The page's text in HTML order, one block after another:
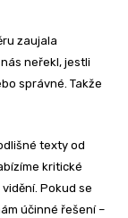
zaujala
neřekl, jestli
správné. Takže
texty od
kritické
Pokud se
účinné řešení –